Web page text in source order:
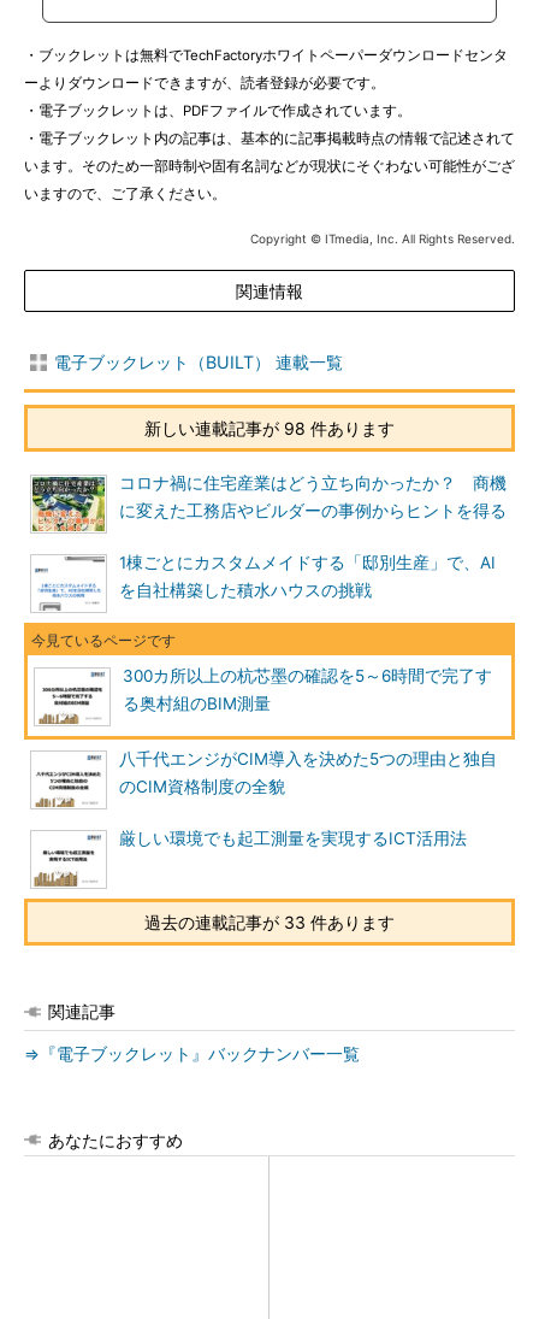
・ブックレットは無料でTechFactoryホワイトペーパーダウンロードセンタ
ーよりダウンロードできますが、読者登録が必要です。
・電子ブックレットは、PDFファイルで作成されています。
・電子ブックレット内の記事は、基本的に記事掲載時点の情報で記述されて
います。そのため一部時制や固有名詞などが現状にそぐわない可能性がござ
いますので、ご了承ください。
Copyright © ITmedia, Inc. All Rights Reserved.
関連情報
電子ブックレット（BUILT） 連載一覧
新しい連載記事が 98 件あります
コロナ禍に住宅産業はどう立ち向かったか？ 商機
に変えた工務店やビルダーの事例からヒントを得る
1棟ごとにカスタムメイドする「邸別生産」で、AI
を自社構築した積水ハウスの挑戦
300カ所以上の杭芯墨の確認を5～6時間で完了す
る奥村組のBIM測量
八千代エンジがCIM導入を決めた5つの理由と独自
のCIM資格制度の全貌
厳しい環境でも起工測量を実現するICT活用法
過去の連載記事が 33 件あります
関連記事
⇒『電子ブックレット』バックナンバー一覧
あなたにおすすめ